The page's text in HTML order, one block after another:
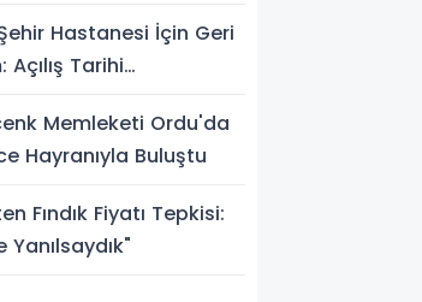
Hastanesi İçin Geri
Açılış Tarihi
Memleketi Ordu'da
Hayranıyla Buluştu
Fındık Fiyatı Tepkisi:
Yanılsaydık"